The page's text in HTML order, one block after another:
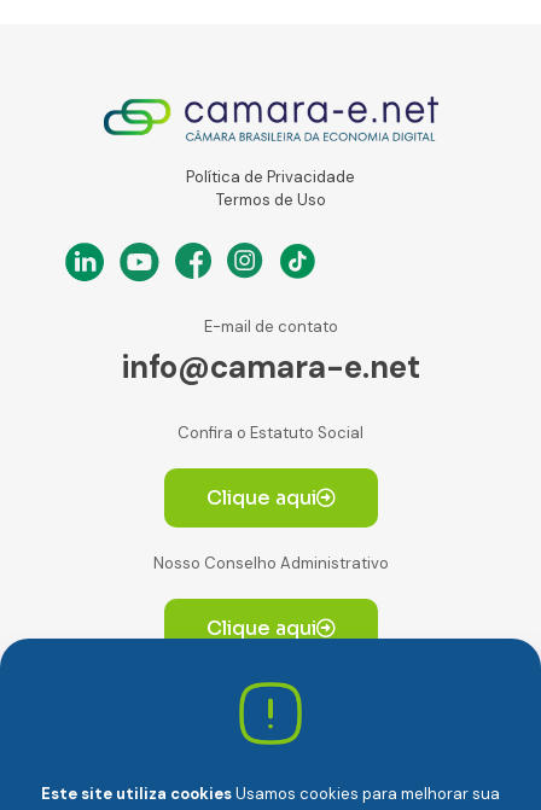
Política de Privacidade
Termos de Uso
E-mail de contato
info@camara-e.net
Confira o Estatuto Social
Clique aqui
Nosso Conselho Administrativo
Clique aqui
Av. Paulista, 2064. Conjunto 14, (Edifício Paulista) -
CEP 01310-928 Consolação – São Paulo/SP
Este site utiliza cookiesUsamos cookies para melhorar sua